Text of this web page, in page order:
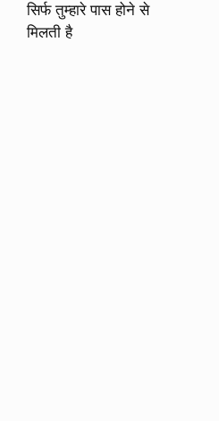
सिर्फ तुम्हारे पास होने से
मिलती है